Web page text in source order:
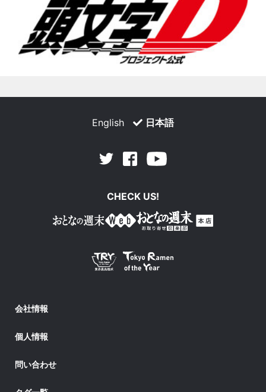
English 日本語
Twitter Facebook
CHECK US!
会社情報
個人情報
問い合わせ